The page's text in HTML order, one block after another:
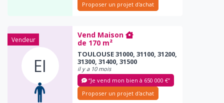
Proposer un projet d'achat
Vendeur
EI
Vend Maison
de 170 m²
TOULOUSE 31000, 31100, 31200,
31300, 31400, 31500
il y a 10 mois
“Je vend mon bien à 650 000 €”
Proposer un projet d'achat